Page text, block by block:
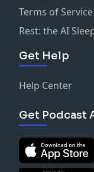
Terms of Service
Rest: the AI
Get Help
Help Center
Get Podcast